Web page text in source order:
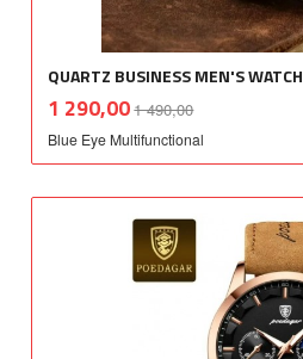
QUARTZ BUSINESS MEN'S WATCH
Tilbud
1 290,001 490,00mva.
Blue Eye Multifunctional